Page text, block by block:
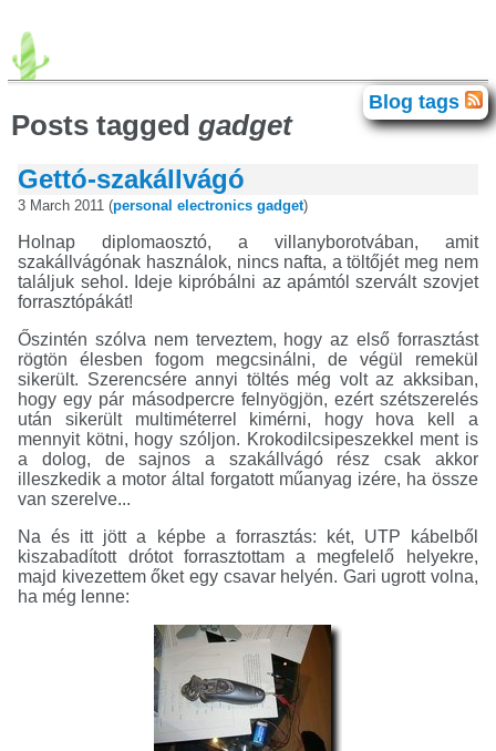
Blog tags
Blog tags
brainfuck
chip-8
clash
correctness
electronics elte fpga
gadget
javascript
food exhibition
meta
miata language programming
retrochallenge
retrochallenge2023
singapore
smt personal sziget theater
tilos
titanic
history unix trip vpg windows xml zene
Posts tagged gadget
Gettó-szakállvágó
3 March 2011 (personal electronics gadget)
Holnap diplomaosztó, a villanyborotvában, amit
szakállvágónak használok, nincs nafta, a töltőjét meg nem
találjuk sehol. Ideje kipróbálni az apámtól szervált szovjet
forrasztópákát!
Őszintén szólva nem terveztem, hogy az első forrasztást
rögtön élesben fogom megcsinálni, de végül remekül
sikerült. Szerencsére annyi töltés még volt az akksiban,
hogy egy pár másodpercre felnyögjön, ezért szétszerelés
után sikerült multiméterrel kimérni, hogy hova kell a
mennyit kötni, hogy szóljon. Krokodilcsipeszekkel ment is
a dolog, de sajnos a szakállvágó rész csak akkor
illeszkedik a motor által forgatott műanyag izére, ha össze
van szerelve...
Na és itt jött a képbe a forrasztás: két, UTP kábelből
kiszabadított drótot forrasztottam a megfelelő helyekre,
majd kivezettem őket egy csavar helyén. Gari ugrott volna,
ha még lenne: